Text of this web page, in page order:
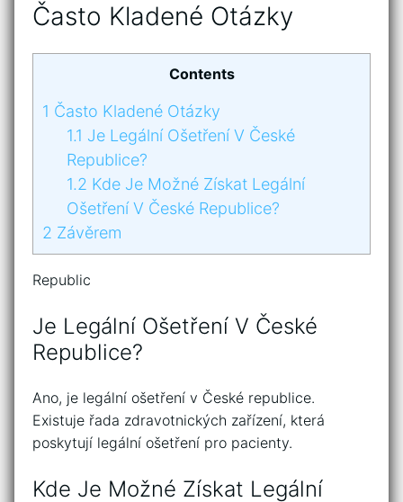
Často Kladené Otázky
Contents
1 Často Kladené Otázky
1.1 Je Legální Ošetření V České
Republice?
1.2 Kde Je Možné Získat Legální
Ošetření V České Republice?
2 Závěrem
Republic
Je Legální Ošetření V České
Republice?
Ano, je legální ošetření v České republice.
Existuje řada zdravotnických zařízení, která
poskytují legální ošetření pro pacienty.
Kde Je Možné Získat Legální